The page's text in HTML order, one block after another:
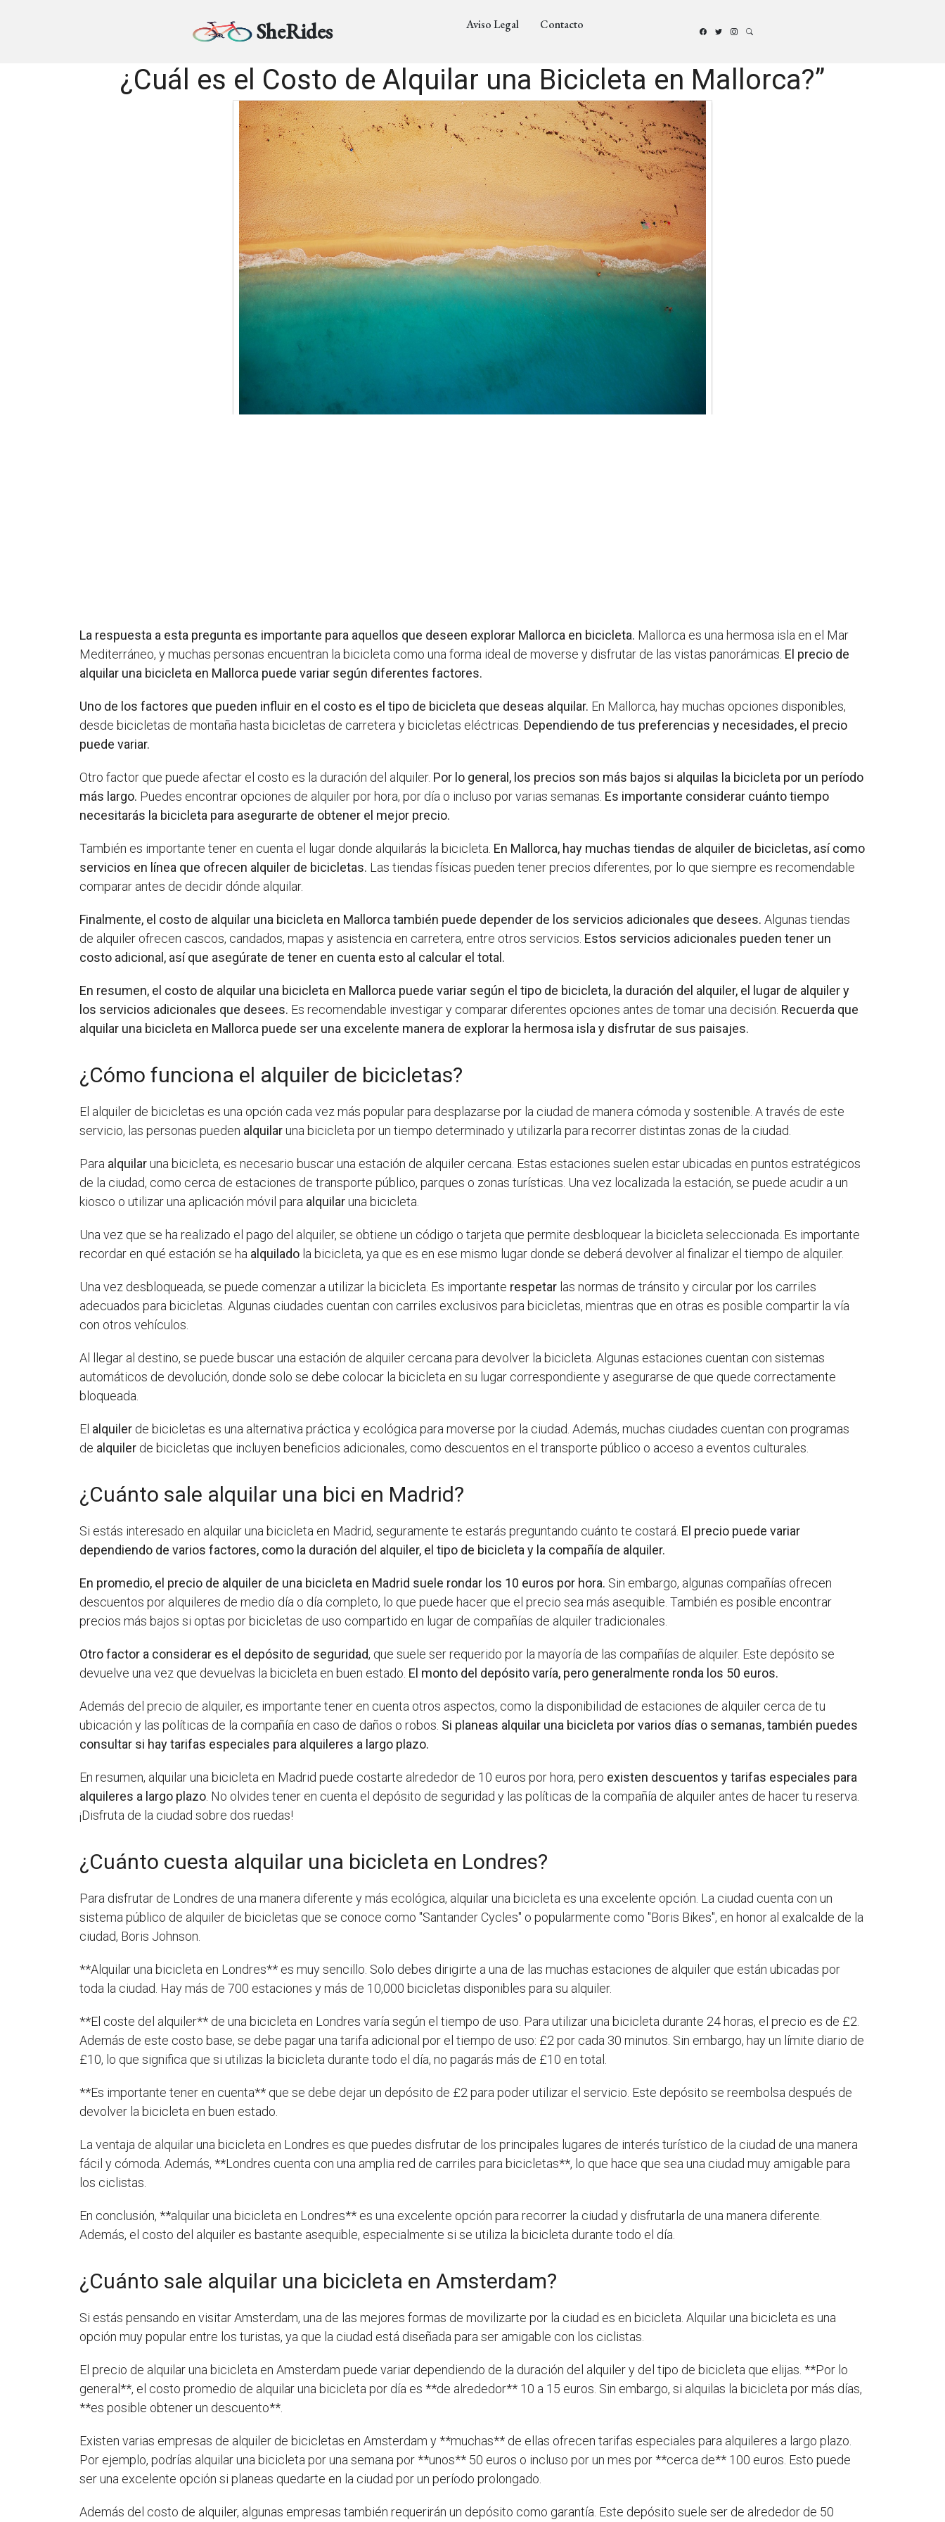
SheRides Aviso Legal Contacto
¿Cuál es el Costo de Alquilar una Bicicleta en Mallorca?”
La respuesta a esta pregunta es importante para aquellos que deseen explorar Mallorca en bicicleta. Mallorca es una hermosa isla en el Mar
Mediterráneo, y muchas personas encuentran la bicicleta como una forma ideal de moverse y disfrutar de las vistas panorámicas. El precio de
alquilar una bicicleta en Mallorca puede variar según diferentes factores.
Uno de los factores que pueden influir en el costo es el tipo de bicicleta que deseas alquilar. En Mallorca, hay muchas opciones disponibles,
desde bicicletas de montaña hasta bicicletas de carretera y bicicletas eléctricas. Dependiendo de tus preferencias y necesidades, el precio
puede variar.
Otro factor que puede afectar el costo es la duración del alquiler. Por lo general, los precios son más bajos si alquilas la bicicleta por un período
más largo. Puedes encontrar opciones de alquiler por hora, por día o incluso por varias semanas. Es importante considerar cuánto tiempo
necesitarás la bicicleta para asegurarte de obtener el mejor precio.
También es importante tener en cuenta el lugar donde alquilarás la bicicleta. En Mallorca, hay muchas tiendas de alquiler de bicicletas, así como
servicios en línea que ofrecen alquiler de bicicletas. Las tiendas físicas pueden tener precios diferentes, por lo que siempre es recomendable
comparar antes de decidir dónde alquilar.
Finalmente, el costo de alquilar una bicicleta en Mallorca también puede depender de los servicios adicionales que desees. Algunas tiendas
de alquiler ofrecen cascos, candados, mapas y asistencia en carretera, entre otros servicios. Estos servicios adicionales pueden tener un
costo adicional, así que asegúrate de tener en cuenta esto al calcular el total.
En resumen, el costo de alquilar una bicicleta en Mallorca puede variar según el tipo de bicicleta, la duración del alquiler, el lugar de alquiler y
los servicios adicionales que desees. Es recomendable investigar y comparar diferentes opciones antes de tomar una decisión. Recuerda que
alquilar una bicicleta en Mallorca puede ser una excelente manera de explorar la hermosa isla y disfrutar de sus paisajes.
¿Cómo funciona el alquiler de bicicletas?
El alquiler de bicicletas es una opción cada vez más popular para desplazarse por la ciudad de manera cómoda y sostenible. A través de este
servicio, las personas pueden alquilaruna bicicleta por un tiempo determinado y utilizarla para recorrer distintas zonas de la ciudad.
Para alquilaruna bicicleta, es necesario buscar una estación de alquiler cercana. Estas estaciones suelen estar ubicadas en puntos estratégicos
de la ciudad, como cerca de estaciones de transporte público, parques o zonas turísticas. Una vez localizada la estación, se puede acudir a un
kiosco o utilizar una aplicación móvil para alquilaruna bicicleta.
Una vez que se ha realizado el pago del alquiler, se obtiene un código o tarjeta que permite desbloquear la bicicleta seleccionada. Es importante
recordar en qué estación se ha alquilado la bicicleta, ya que es en ese mismo lugar donde se deberá devolver al finalizar el tiempo de alquiler.
Una vez desbloqueada, se puede comenzar a utilizar la bicicleta. Es importante respetar las normas de tránsito y circular por los carriles
adecuados para bicicletas. Algunas ciudades cuentan con carriles exclusivos para bicicletas, mientras que en otras es posible compartir la vía
con otros vehículos.
Al llegar al destino, se puede buscar una estación de alquiler cercana para devolver la bicicleta. Algunas estaciones cuentan con sistemas
automáticos de devolución, donde solo se debe colocar la bicicleta en su lugar correspondiente y asegurarse de que quede correctamente
bloqueada.
El alquiler de bicicletas es una alternativa práctica y ecológica para moverse por la ciudad. Además, muchas ciudades cuentan con programas
de alquiler de bicicletas que incluyen beneficios adicionales, como descuentos en el transporte público o acceso a eventos culturales.
¿Cuánto sale alquilar una bici en Madrid?
Si estás interesado en alquilar una bicicleta en Madrid, seguramente te estarás preguntando cuánto te costará. El precio puede variar
dependiendo de varios factores, como la duración del alquiler, el tipo de bicicleta y la compañía de alquiler.
En promedio, el precio de alquiler de una bicicleta en Madrid suele rondar los 10 euros por hora. Sin embargo, algunas compañías ofrecen
descuentos por alquileres de medio día o día completo, lo que puede hacer que el precio sea más asequible. También es posible encontrar
precios más bajos si optas por bicicletas de uso compartido en lugar de compañías de alquiler tradicionales.
Otro factor a considerar es el depósito de seguridad, que suele ser requerido por la mayoría de las compañías de alquiler. Este depósito se
devuelve una vez que devuelvas la bicicleta en buen estado. El monto del depósito varía, pero generalmente ronda los 50 euros.
Además del precio de alquiler, es importante tener en cuenta otros aspectos, como la disponibilidad de estaciones de alquiler cerca de tu
ubicación y las políticas de la compañía en caso de daños o robos. Si planeas alquilar una bicicleta por varios días o semanas, también puedes
consultar si hay tarifas especiales para alquileres a largo plazo.
En resumen, alquilar una bicicleta en Madrid puede costarte alrededor de 10 euros por hora, pero existen descuentos y tarifas especiales para
alquileres a largo plazo . No olvides tener en cuenta el depósito de seguridad y las políticas de la compañía de alquiler antes de hacer tu reserva.
¡Disfruta de la ciudad sobre dos ruedas!
¿Cuánto cuesta alquilar una bicicleta en Londres?
Para disfrutar de Londres de una manera diferente y más ecológica, alquilar una bicicleta es una excelente opción. La ciudad cuenta con un
sistema público de alquiler de bicicletas que se conoce como "Santander Cycles" o popularmente como "Boris Bikes", en honor al exalcalde de la
ciudad, Boris Johnson.
**Alquilar una bicicleta en Londres** es muy sencillo. Solo debes dirigirte a una de las muchas estaciones de alquiler que están ubicadas por
toda la ciudad. Hay más de 700 estaciones y más de 10,000 bicicletas disponibles para su alquiler.
**El coste del alquiler** de una bicicleta en Londres varía según el tiempo de uso. Para utilizar una bicicleta durante 24 horas, el precio es de £2.
Además de este costo base, se debe pagar una tarifa adicional por el tiempo de uso: £2 por cada 30 minutos. Sin embargo, hay un límite diario de
£10, lo que significa que si utilizas la bicicleta durante todo el día, no pagarás más de £10 en total.
**Es importante tener en cuenta** que se debe dejar un depósito de £2 para poder utilizar el servicio. Este depósito se reembolsa después de
devolver la bicicleta en buen estado.
La ventaja de alquilar una bicicleta en Londres es que puedes disfrutar de los principales lugares de interés turístico de la ciudad de una manera
fácil y cómoda. Además, **Londres cuenta con una amplia red de carriles para bicicletas**, lo que hace que sea una ciudad muy amigable para
los ciclistas.
En conclusión, **alquilar una bicicleta en Londres** es una excelente opción para recorrer la ciudad y disfrutarla de una manera diferente.
Además, el costo del alquiler es bastante asequible, especialmente si se utiliza la bicicleta durante todo el día.
¿Cuánto sale alquilar una bicicleta en Amsterdam?
Si estás pensando en visitar Amsterdam, una de las mejores formas de movilizarte por la ciudad es en bicicleta. Alquilar una bicicleta es una
opción muy popular entre los turistas, ya que la ciudad está diseñada para ser amigable con los ciclistas.
El precio de alquilar una bicicleta en Amsterdam puede variar dependiendo de la duración del alquiler y del tipo de bicicleta que elijas. **Por lo
general**, el costo promedio de alquilar una bicicleta por día es **de alrededor** 10 a 15 euros. Sin embargo, si alquilas la bicicleta por más días,
**es posible obtener un descuento**.
Existen varias empresas de alquiler de bicicletas en Amsterdam y **muchas** de ellas ofrecen tarifas especiales para alquileres a largo plazo.
Por ejemplo, podrías alquilar una bicicleta por una semana por **unos** 50 euros o incluso por un mes por **cerca de** 100 euros. Esto puede
ser una excelente opción si planeas quedarte en la ciudad por un período prolongado.
Además del costo de alquiler, algunas empresas también requerirán un depósito como garantía. Este depósito suele ser de alrededor de 50